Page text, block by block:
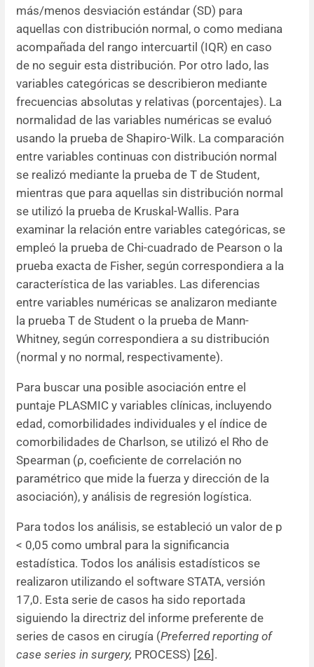
más/menos desviación estándar (SD) para
aquellas con distribución normal, o como mediana
acompañada del rango intercuartil (IQR) en caso
de no seguir esta distribución. Por otro lado, las
variables categóricas se describieron mediante
frecuencias absolutas y relativas (porcentajes). La
normalidad de las variables numéricas se evaluó
usando la prueba de Shapiro-Wilk. La comparación
entre variables continuas con distribución normal
se realizó mediante la prueba de T de Student,
mientras que para aquellas sin distribución normal
se utilizó la prueba de Kruskal-Wallis. Para
examinar la relación entre variables categóricas, se
empleó la prueba de Chi-cuadrado de Pearson o la
prueba exacta de Fisher, según correspondiera a la
característica de las variables. Las diferencias
entre variables numéricas se analizaron mediante
la prueba T de Student o la prueba de Mann-
Whitney, según correspondiera a su distribución
(normal y no normal, respectivamente).
Para buscar una posible asociación entre el
puntaje PLASMIC y variables clínicas, incluyendo
edad, comorbilidades individuales y el índice de
comorbilidades de Charlson, se utilizó el Rho de
Spearman (ρ, coeficiente de correlación no
paramétrico que mide la fuerza y dirección de la
asociación), y análisis de regresión logística.
Para todos los análisis, se estableció un valor de p
< 0,05 como umbral para la significancia
estadística. Todos los análisis estadísticos se
realizaron utilizando el software STATA, versión
17,0. Esta serie de casos ha sido reportada
siguiendo la directriz del informe preferente de
series de casos en cirugía (Preferred reporting of
case series in surgery, PROCESS) [26].